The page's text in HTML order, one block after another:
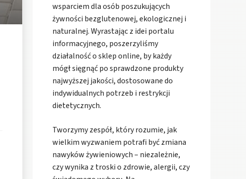
wsparciem dla osób poszukujących
żywności bezglutenowej, ekologicznej i
naturalnej. Wyrastając z idei portalu
informacyjnego, poszerzyliśmy
działalność o sklep online, by każdy
mógł sięgnąć po sprawdzone produkty
najwyższej jakości, dostosowane do
indywidualnych potrzeb i restrykcji
dietetycznych.
Tworzymy zespół, który rozumie, jak
wielkim wyzwaniem potrafi być zmiana
nawyków żywieniowych – niezależnie,
czy wynika z troski o zdrowie, alergii, czy